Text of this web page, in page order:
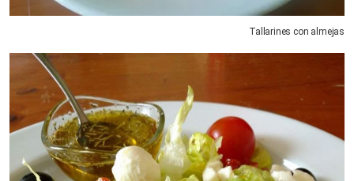
Tallarines con almejas